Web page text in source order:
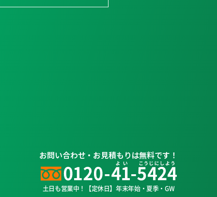
お問い合わせ・お見積もりは無料です！
土日も営業中！【定休日】年末年始・夏季・GW